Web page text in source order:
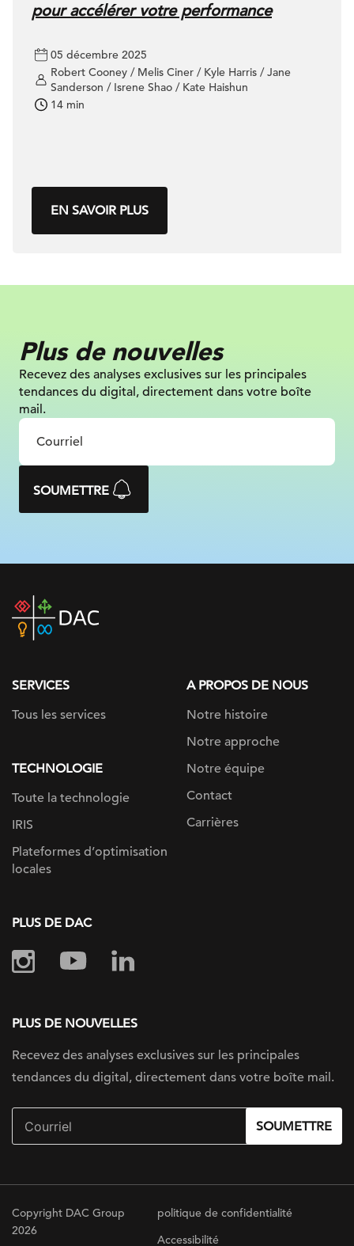
pour accélérer votre performance
05 décembre 2025
Robert Cooney / Melis Ciner / Kyle Harris / Jane
Sanderson / Isrene Shao / Kate Haishun
14 min
EN SAVOIR PLUS
Plus de nouvelles
Recevez des analyses exclusives sur les principales
tendances du digital, directement dans votre boîte
mail.
SOUMETTRE
DAC
home
SERVICES
Tous les services
TECHNOLOGIE
Toute la technologie
IRIS
Plateformes d’optimisation
locales
A PROPOS DE NOUS
Notre histoire
Notre approche
Notre équipe
Contact
Carrières
PLUS DE DAC
PLUS DE NOUVELLES
Recevez des analyses exclusives sur les principales
tendances du digital, directement dans votre boîte mail.
SOUMETTRE
Copyright DAC Group
2026
politique de confidentialité
Accessibilité